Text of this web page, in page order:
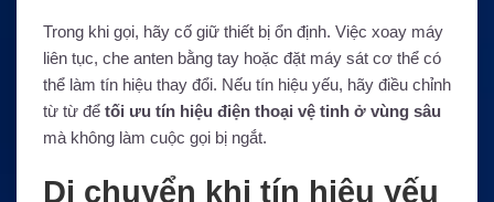
Trong khi gọi, hãy cố giữ thiết bị ổn định. Việc xoay máy
liên tục, che anten bằng tay hoặc đặt máy sát cơ thể có
thể làm tín hiệu thay đổi. Nếu tín hiệu yếu, hãy điều chỉnh
từ từ để tối ưu tín hiệu điện thoại vệ tinh ở vùng sâu
mà không làm cuộc gọi bị ngắt.
Di chuyển khi tín hiệu yếu